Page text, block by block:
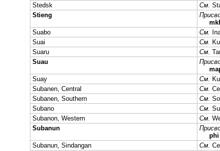
Stedsk
См.
Stieng
Suabo
См.
Suai
См.
Suaru
См.
Suau
Suay
См.
Subanen, Central
См.
Subanen, Southern
См.
Subano
См.
Subanon, Western
См.
Subanun
phi
Subanun, Sindangan
См.